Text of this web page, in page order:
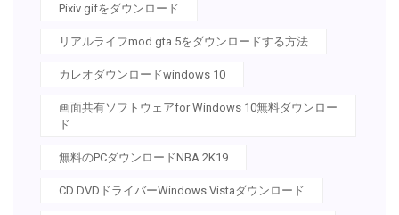
Pixiv gifをダウンロード
リアルライフmod gta 5をダウンロードする方法
カレオダウンロードwindows 10
画面共有ソフトウェアfor Windows 10無料ダウンロー
ド
無料のPCダウンロードNBA 2K19
CD DVDドライバーWindows Vistaダウンロード